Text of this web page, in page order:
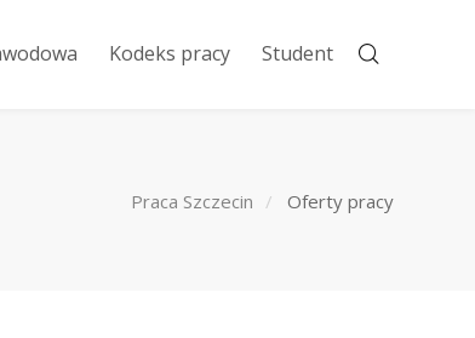
Kodeks pracy Student
Praca Szczecin Oferty pracy